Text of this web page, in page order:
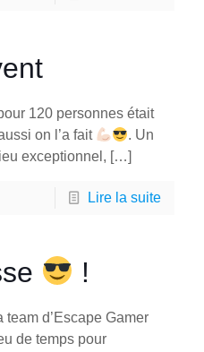
120 personnes était
on l’a fait
. Un
exceptionnel, […]
Lire la suite
!
team d’Escape Gamer
de temps pour